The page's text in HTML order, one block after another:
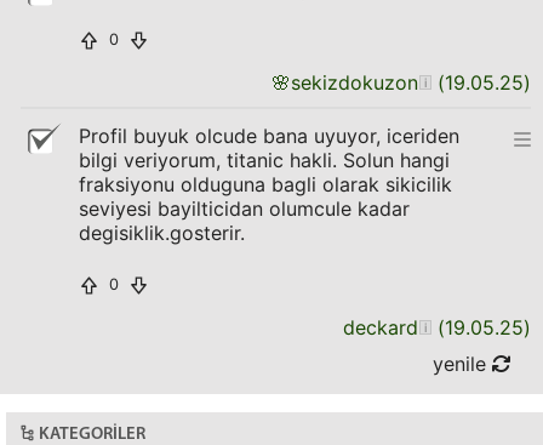
0
🌸sekizdokuzon (19.05.25)
Profil buyuk olcude bana uyuyor, iceriden
bilgi veriyorum, titanic hakli. Solun hangi
fraksiyonu olduguna bagli olarak sikicilik
seviyesi bayilticidan olumcule kadar
degisiklik.gosterir.
0
deckard (19.05.25)
yenile
KATEGORILER